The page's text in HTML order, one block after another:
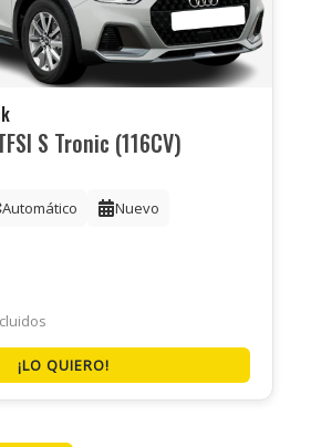
S Tronic (116CV)
Automático Nuevo
¡LO QUIERO!